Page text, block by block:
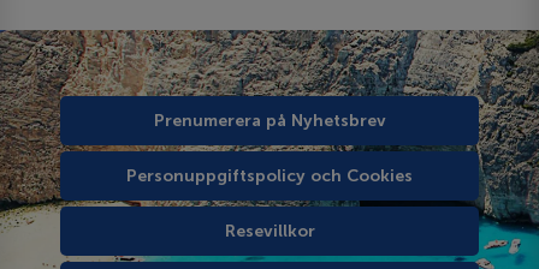
Prenumerera på Nyhetsbrev
Personuppgiftspolicy och Cookies
Resevillkor